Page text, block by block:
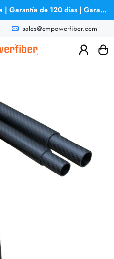
Entrega en 3 a 5 días en España | Garantía de 120 días | Garantía de reembolso
sales@empowerfiber.com